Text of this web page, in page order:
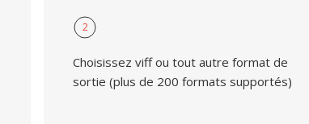
2
Choisissez viff ou tout autre format de
sortie (plus de 200 formats supportés)